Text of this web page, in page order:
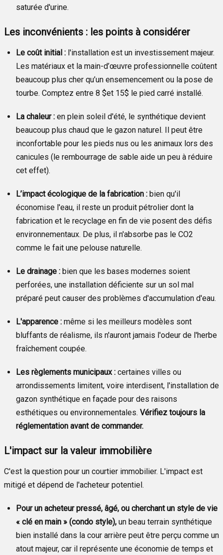
saturée d'urine.
Les inconvénients : les points à considérer
Le coût initial : l'installation est un investissement majeur.
Les matériaux et la main-d’œuvre professionnelle coûtent
beaucoup plus cher qu’un ensemencement ou la pose de
tourbe. Comptez entre 8 $et 15$ le pied carré installé.
La chaleur : en plein soleil d'été, le synthétique devient
beaucoup plus chaud que le gazon naturel. Il peut être
inconfortable pour les pieds nus ou les animaux lors des
canicules (le rembourrage de sable aide un peu à réduire
cet effet).
L’impact écologique de la fabrication : bien qu'il
économise l'eau, il reste un produit pétrolier dont la
fabrication et le recyclage en fin de vie posent des défis
environnementaux. De plus, il n'absorbe pas le CO2
comme le fait une pelouse naturelle.
Le drainage : bien que les bases modernes soient
perforées, une installation déficiente sur un sol mal
préparé peut causer des problèmes d'accumulation d'eau.
L'apparence : même si les meilleurs modèles sont
bluffants de réalisme, ils n'auront jamais l'odeur de l'herbe
fraîchement coupée.
Les règlements municipaux : certaines villes ou
arrondissements limitent, voire interdisent, l'installation de
gazon synthétique en façade pour des raisons
esthétiques ou environnementales. Vérifiez toujours la
réglementation avant de commander.
L'impact sur la valeur immobilière
C'est la question pour un courtier immobilier. L'impact est
mitigé et dépend de l'acheteur potentiel.
Pour un acheteur pressé, âgé, ou cherchant un style de vie
« clé en main » (condo style), un beau terrain synthétique
bien installé dans la cour arrière peut être perçu comme un
atout majeur, car il représente une économie de temps et